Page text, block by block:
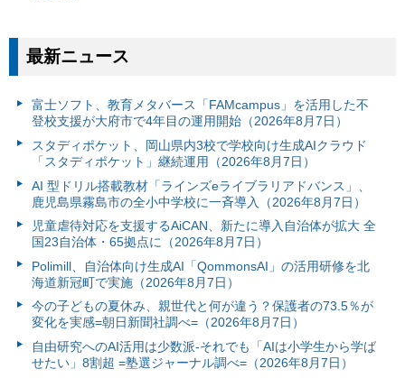
最新ニュース
富⼠ソフト、教育メタバース「FAMcampus」を活用した不
登校支援が大府市で4年目の運用開始（2026年8月7日）
スタディポケット、岡山県内3校で学校向け生成AIクラウド
「スタディポケット」継続運用（2026年8月7日）
AI 型ドリル搭載教材「ラインズeライブラリアドバンス」、
鹿児島県霧島市の全小中学校に一斉導入（2026年8月7日）
児童虐待対応を支援するAiCAN、新たに導入自治体が拡大 全
国23自治体・65拠点に（2026年8月7日）
Polimill、自治体向け生成AI「QommonsAI」の活用研修を北
海道新冠町で実施（2026年8月7日）
今の子どもの夏休み、親世代と何が違う？保護者の73.5％が
変化を実感=朝日新聞社調べ=（2026年8月7日）
自由研究へのAI活用は少数派-それでも「AIは小学生から学ば
せたい」8割超 =塾選ジャーナル調べ=（2026年8月7日）